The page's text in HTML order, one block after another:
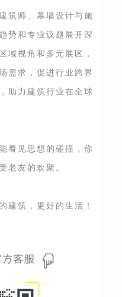
筑师、幕墙设计与施
势和专业议题展开深
域视角和多元展区，
需求，促进行业跨界
助力建筑行业在全球
看见思想的碰撞，你
老友的欢聚。
建筑，更好的生活！